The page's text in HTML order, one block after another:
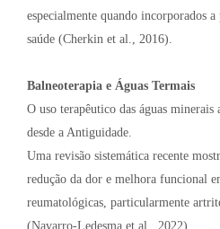
especialmente quando incorporados
saúde (Cherkin et al., 2016).
Balneoterapia e Águas Termais
O uso terapêutico das águas minerais
desde a Antiguidade.
Uma revisão sistemática recente
redução da dor e melhora funcional
reumatológicas, particularmente
(Navarro-Ledesma et al., 2022).